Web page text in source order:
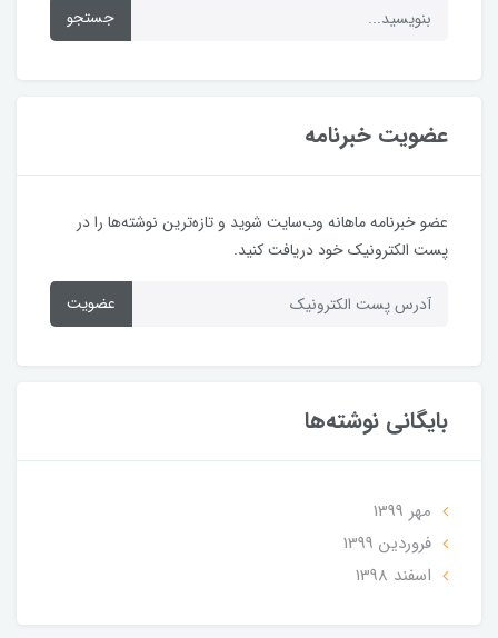
جستجو
عضویت خبرنامه
عضو خبرنامه ماهانه وب‌سایت شوید و تازه‌ترین نوشته‌ها را در
پست الکترونیک خود دریافت کنید.
عضویت
بایگانی نوشته‌ها
مهر 1399
فروردین 1399
اسفند 1398